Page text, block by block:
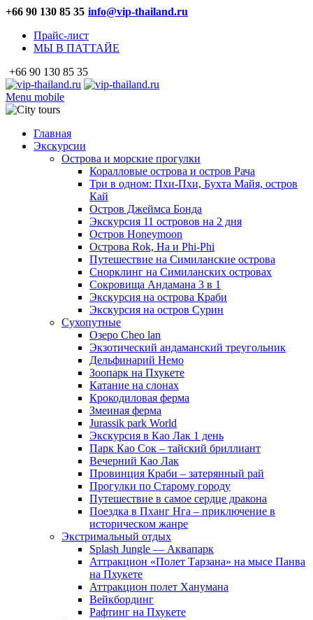
+66 90 130 85 35 info@vip-thailand.ru
Прайс-лист
МЫ В ПАТТАЙЕ
+66 90 130 85 35
Menu mobile
Главная
Экскурсии
Острова и морские прогулки
Коралловые острова и остров Рача
Три в одном: Пхи-Пхи, Бухта Майя, остров
Кай
Остров Джеймса Бонда
Экскурсия 11 островов на 2 дня
Остров Honeymoon
Острова Rok, Ha и Phi-Phi
Путешествие на Симиланские острова
Снорклинг на Симиланских островах
Сокровища Андамана 3 в 1
Экскурсия на острова Краби
Экскурсия на остров Сурин
Сухопутные
Озеро Cheo lan
Экзотический андаманский треугольник
Дельфинарий Немо
Зоопарк на Пхукете
Катание на слонах
Крокодиловая ферма
Змеиная ферма
Jurassik park World
Экскурсия в Као Лак 1 день
Парк Као Сок – тайский бриллиант
Вечерний Као Лак
Провинция Краби – затерянный рай
Прогулки по Старому городу
Путешествие в самое сердце дракона
Поездка в Пханг Нга – приключение в
историческом жанре
Экстримальный отдых
Splash Jungle — Аквапарк
Аттракцион «Полет Тарзана» на мысе Панва
на Пхукете
Аттракцион полет Ханумана
Вейкбординг
Рафтинг на Пхукете